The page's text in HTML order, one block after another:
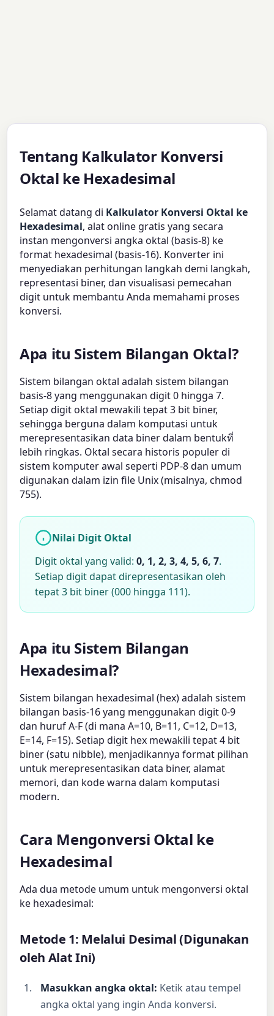
Tentang Kalkulator Konversi
Oktal ke Hexadesimal
Selamat datang di Kalkulator Konversi Oktal ke
Hexadesimal, alat online gratis yang secara
instan mengonversi angka oktal (basis-8) ke
format hexadesimal (basis-16). Konverter ini
menyediakan perhitungan langkah demi langkah,
representasi biner, dan visualisasi pemecahan
digit untuk membantu Anda memahami proses
konversi.
Apa itu Sistem Bilangan Oktal?
Sistem bilangan oktal adalah sistem bilangan
basis-8 yang menggunakan digit 0 hingga 7.
Setiap digit oktal mewakili tepat 3 bit biner,
sehingga berguna dalam komputasi untuk
merepresentasikan data biner dalam bentukที่
lebih ringkas. Oktal secara historis populer di
sistem komputer awal seperti PDP-8 dan umum
digunakan dalam izin file Unix (misalnya, chmod
755).
Nilai Digit Oktal
Digit oktal yang valid:0, 1, 2, 3, 4, 5, 6, 7.
Setiap digit dapat direpresentasikan oleh
tepat 3 bit biner (000 hingga 111).
Apa itu Sistem Bilangan
Hexadesimal?
Sistem bilangan hexadesimal (hex) adalah sistem
bilangan basis-16 yang menggunakan digit 0-9
dan huruf A-F (di mana A=10, B=11, C=12, D=13,
E=14, F=15). Setiap digit hex mewakili tepat 4 bit
biner (satu nibble), menjadikannya format pilihan
untuk merepresentasikan data biner, alamat
memori, dan kode warna dalam komputasi
modern.
Cara Mengonversi Oktal ke
Hexadesimal
Ada dua metode umum untuk mengonversi oktal
ke hexadesimal:
Metode 1: Melalui Desimal (Digunakan
oleh Alat Ini)
Masukkan angka oktal: Ketik atau tempel
angka oktal yang ingin Anda konversi.